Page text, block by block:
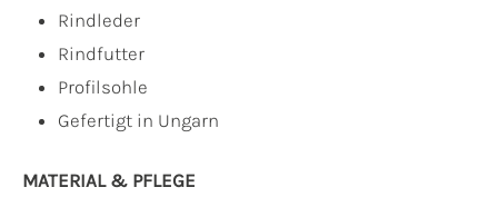
Rindleder
Rindfutter
Profilsohle
Gefertigt in Ungarn
MATERIAL & PFLEGE